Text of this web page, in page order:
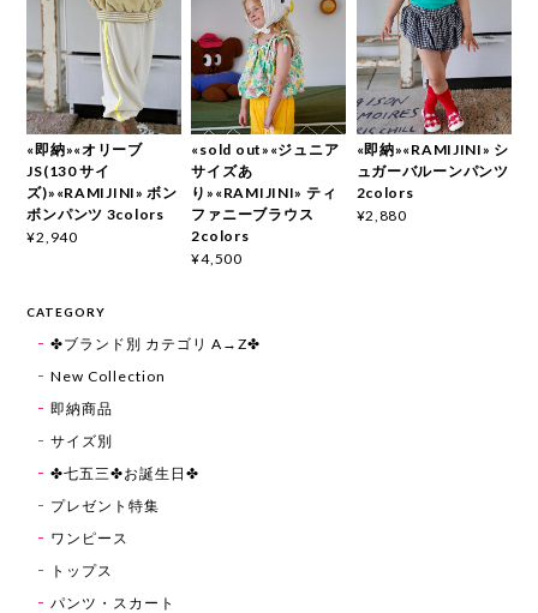
«即納»«オリーブ
JS(130 サイ
ズ)»«RAMIJINI» ボン
ボンパンツ 3colors
¥2,940
«sold out»«ジュニア
サイズあ
り»«RAMIJINI» ティ
ファニーブラウス
2colors
¥4,500
«即納»«RAMIJINI» シ
ュガーバルーンパンツ
2colors
¥2,880
CATEGORY
✤ブランド別 カテゴリ A→Z✤
New Collection
即納商品
サイズ別
✤七五三✤お誕生日✤
プレゼント特集
ワンピース
トップス
パンツ・スカート